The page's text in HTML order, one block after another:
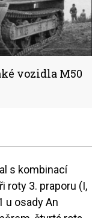
vozidla M50
s kombinací
roty 3. praporu (I,
u osady An